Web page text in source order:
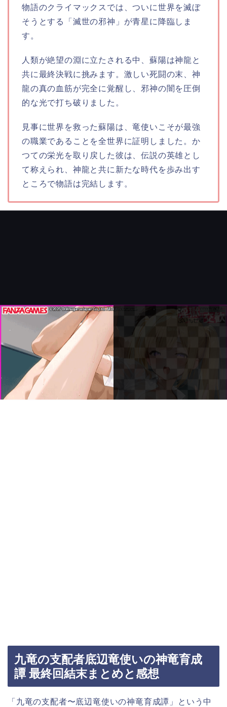
物語のクライマックスでは、ついに世界を滅ぼ
そうとする「滅世の邪神」が青星に降臨しま
す。
人類が絶望の淵に立たされる中、蘇陽は神龍と
共に最終決戦に挑みます。激しい死闘の末、神
龍の真の血筋が完全に覚醒し、邪神の闇を圧倒
的な光で打ち破りました。
見事に世界を救った蘇陽は、竜使いこそが最強
の職業であることを全世界に証明しました。か
つての栄光を取り戻した彼は、伝説の英雄とし
て称えられ、神龍と共に新たな時代を歩み出す
ところで物語は完結します。
九竜の支配者底辺竜使いの神竜育成
譚 最終回結末まとめと感想
「九竜の支配者〜底辺竜使いの神竜育成譚」という中